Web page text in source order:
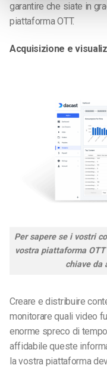
garantire che siate in
piattaforma OTT.
Acquisizione e
Per sapere se i vostri
vostra piattaforma
chiave da
Creare e distribuire
monitorare quali video
enorme spreco di
affidabile queste
la vostra piattaforma